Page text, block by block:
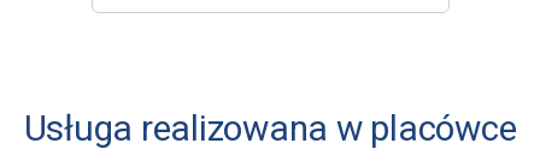
Usługa realizowana w placówce